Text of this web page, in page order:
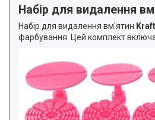
Набір для видалення
Набір для видалення вм'ятин
фарбування. Цей комплект